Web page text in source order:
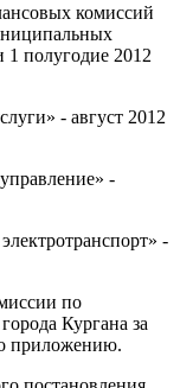
комиссий
1 полугодие 2012
- август 2012
-
-
по
Кургана за
приложению.